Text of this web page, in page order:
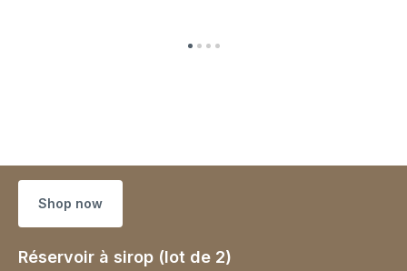
Shop now
Réservoir à sirop (lot de 2)